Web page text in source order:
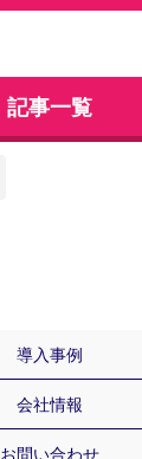
記事一覧
導入事例
会社情報
お問い合わせ